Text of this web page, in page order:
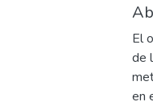
El
de
en